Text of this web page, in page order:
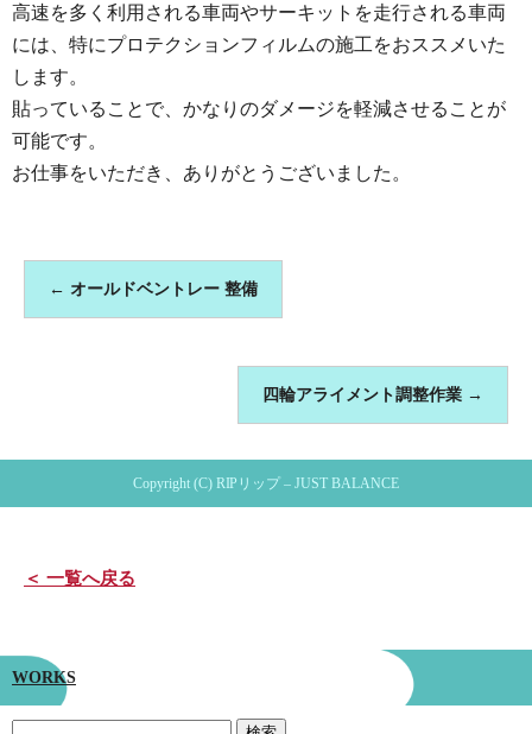
高速を多く利用される車両やサーキットを走行される車両
には、特にプロテクションフィルムの施工をおススメいた
します。
貼っていることで、かなりのダメージを軽減させることが
可能です。
お仕事をいただき、ありがとうございました。
← オールドベントレー 整備
四輪アライメント調整作業 →
Copyright (C) RIPリップ – JUST BALANCE
＜ 一覧へ戻る
WORKS